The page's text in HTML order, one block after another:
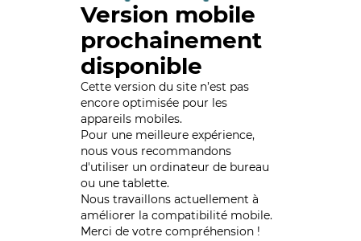
Version mobile
prochainement
disponible
Cette version du site n’est pas
encore optimisée pour les
appareils mobiles.
Pour une meilleure expérience,
nous vous recommandons
d'utiliser un ordinateur de bureau
ou une tablette.
Nous travaillons actuellement à
améliorer la compatibilité mobile.
Merci de votre compréhension !